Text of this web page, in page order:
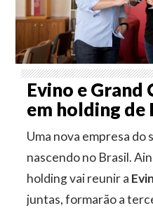
Evino e Grand
em holding de
Uma nova empresa do
nascendo no Brasil.
holding vai reunir a
juntas, formarão a